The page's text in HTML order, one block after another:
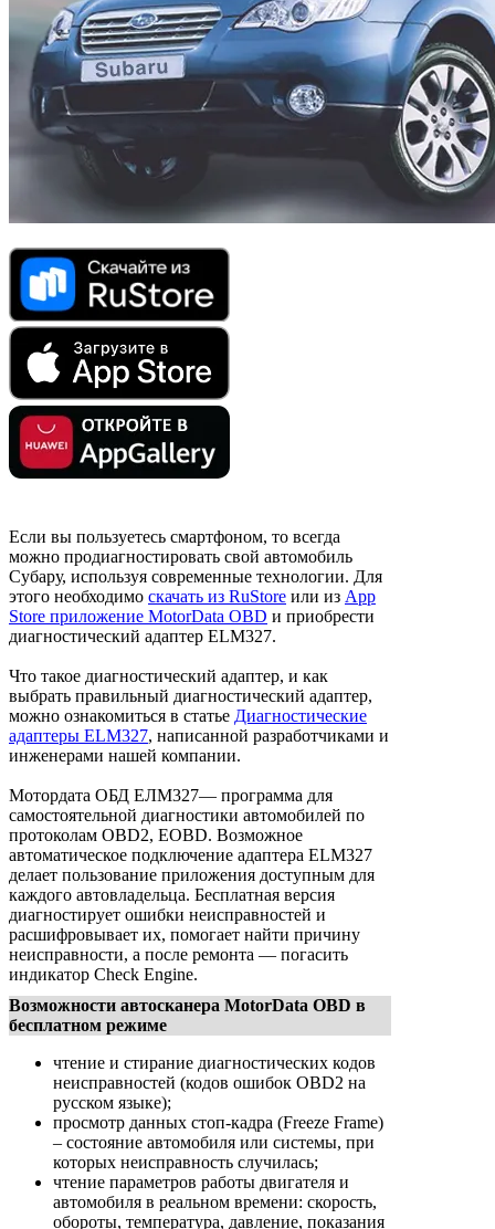
Если вы пользуетесь смартфоном, то всегда
можно продиагностировать свой автомобиль
Субару, используя современные технологии. Для
этого необходимо скачать из RuStore или из App
Store приложение MotorData OBD и приобрести
диагностический адаптер ELM327.
Что такое диагностический адаптер, и как
выбрать правильный диагностический адаптер,
можно ознакомиться в статье Диагностические
адаптеры ELM327, написанной разработчиками и
инженерами нашей компании.
Мотордата ОБД ЕЛМ327— программа для
самостоятельной диагностики автомобилей по
протоколам OBD2, EOBD. Возможное
автоматическое подключение адаптера ELM327
делает пользование приложения доступным для
каждого автовладельца. Бесплатная версия
диагностирует ошибки неисправностей и
расшифровывает их, помогает найти причину
неисправности, а после ремонта — погасить
индикатор Check Engine.
Возможности автосканера MotorData OBD в
бесплатном режиме
чтение и стирание диагностических кодов
неисправностей (кодов ошибок OBD2 на
русском языке);
просмотр данных стоп-кадра (Freeze Frame)
– состояние автомобиля или системы, при
которых неисправность случилась;
чтение параметров работы двигателя и
автомобиля в реальном времени: скорость,
обороты, температура, давление, показания